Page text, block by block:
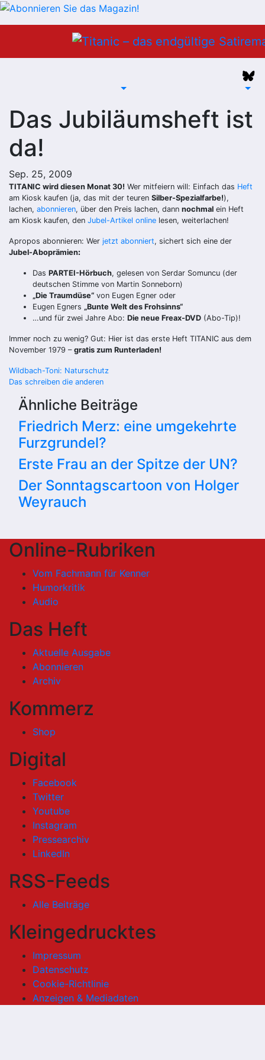
Das Jubiläumsheft ist
da!
Sep. 25, 2009
TITANIC wird diesen Monat 30! Wer mitfeiern will: Einfach das Heft
am Kiosk kaufen (ja, das mit der teuren Silber-Spezialfarbe!),
lachen, abonnieren, über den Preis lachen, dann nochmal ein Heft
am Kiosk kaufen, den Jubel-Artikel online lesen, weiterlachen!
Apropos abonnieren: Wer jetzt abonniert, sichert sich eine der
Jubel-Aboprämien:
Das PARTEI-Hörbuch, gelesen von Serdar Somuncu (der
deutschen Stimme von Martin Sonneborn)
„Die Traumdüse“ von Eugen Egner oder
Eugen Egners „Bunte Welt des Frohsinns“
…und für zwei Jahre Abo: Die neue Freax-DVD (Abo-Tip)!
Immer noch zu wenig? Gut: Hier ist das erste Heft TITANIC aus dem
November 1979 – gratis zum Runterladen!
Beitragsnavigation
Wildbach-Toni: Naturschutz
Das schreiben die anderen
Ähnliche Beiträge
Friedrich Merz: eine umgekehrte
Furzgrundel?
Erste Frau an der Spitze der UN?
Der Sonntagscartoon von Holger
Weyrauch
Online-Rubriken
Vom Fachmann für Kenner
Humorkritik
Audio
Das Heft
Aktuelle Ausgabe
Abonnieren
Archiv
Kommerz
Shop
Digital
Facebook
Twitter
Youtube
Instagram
Pressearchiv
LinkedIn
RSS-Feeds
Alle Beiträge
Kleingedrucktes
Impressum
Datenschutz
Cookie-Richtlinie
Anzeigen & Mediadaten